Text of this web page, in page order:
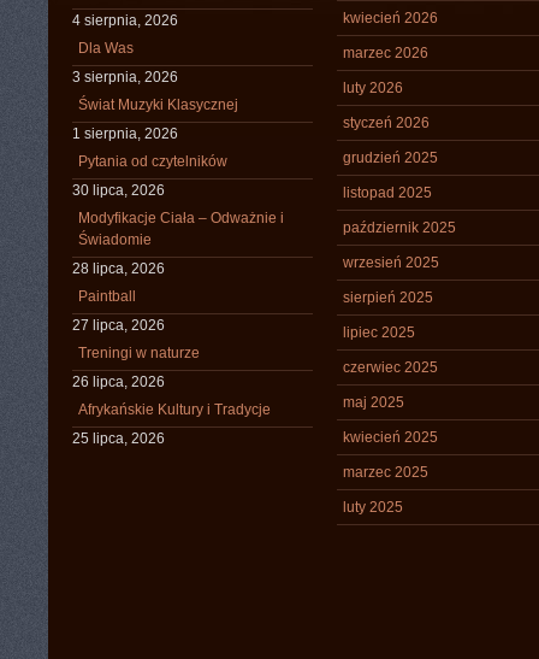
4 sierpnia, 2026
Dla Was
3 sierpnia, 2026
Świat Muzyki Klasycznej
1 sierpnia, 2026
Pytania od czytelników
30 lipca, 2026
Modyfikacje Ciała – Odważnie i
Świadomie
28 lipca, 2026
Paintball
27 lipca, 2026
Treningi w naturze
26 lipca, 2026
Afrykańskie Kultury i Tradycje
25 lipca, 2026
kwiecień 2026
marzec 2026
luty 2026
styczeń 2026
grudzień 2025
listopad 2025
październik 2025
wrzesień 2025
sierpień 2025
lipiec 2025
czerwiec 2025
maj 2025
kwiecień 2025
marzec 2025
luty 2025